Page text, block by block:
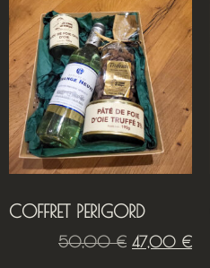
COFFRET PERIGORD
50,00€ 47,00 €